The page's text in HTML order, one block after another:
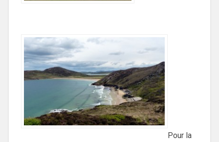
Pour la